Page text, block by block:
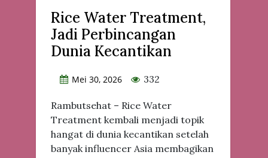
Rice Water Treatment,
Jadi Perbincangan
Dunia Kecantikan
Mei 30, 2026 332
Rambutsehat – Rice Water
Treatment kembali menjadi topik
hangat di dunia kecantikan setelah
banyak influencer Asia membagikan